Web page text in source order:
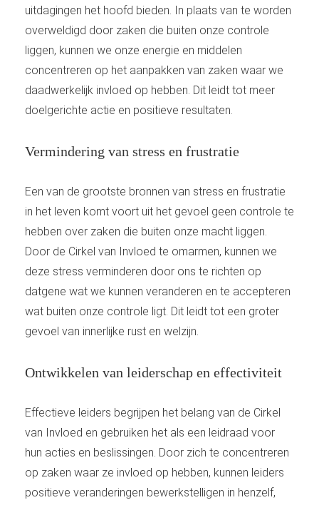
uitdagingen het hoofd bieden. In plaats van te worden
overweldigd door zaken die buiten onze controle
liggen, kunnen we onze energie en middelen
concentreren op het aanpakken van zaken waar we
daadwerkelijk invloed op hebben. Dit leidt tot meer
doelgerichte actie en positieve resultaten.
Vermindering van stress en frustratie
Een van de grootste bronnen van stress en frustratie
in het leven komt voort uit het gevoel geen controle te
hebben over zaken die buiten onze macht liggen.
Door de Cirkel van Invloed te omarmen, kunnen we
deze stress verminderen door ons te richten op
datgene wat we kunnen veranderen en te accepteren
wat buiten onze controle ligt. Dit leidt tot een groter
gevoel van innerlijke rust en welzijn.
Ontwikkelen van leiderschap en effectiviteit
Effectieve leiders begrijpen het belang van de Cirkel
van Invloed en gebruiken het als een leidraad voor
hun acties en beslissingen. Door zich te concentreren
op zaken waar ze invloed op hebben, kunnen leiders
positieve veranderingen bewerkstelligen in henzelf,